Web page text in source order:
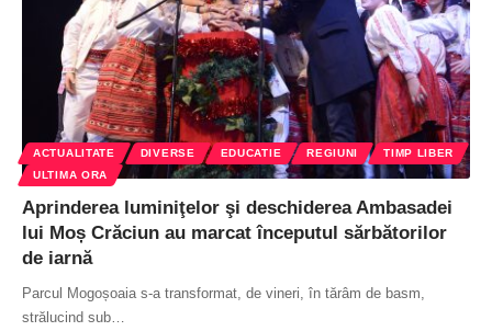
ACTUALITATE DIVERSE EDUCATIE REGIUNI
TIMP LIBER
ULTIMA ORA
Aprinderea luminiţelor şi deschiderea Ambasadei
lui Moș Crăciun au marcat începutul sărbătorilor
de iarnă
Parcul Mogoșoaia s-a transformat, de vineri, în tărâm de basm,
strălucind sub